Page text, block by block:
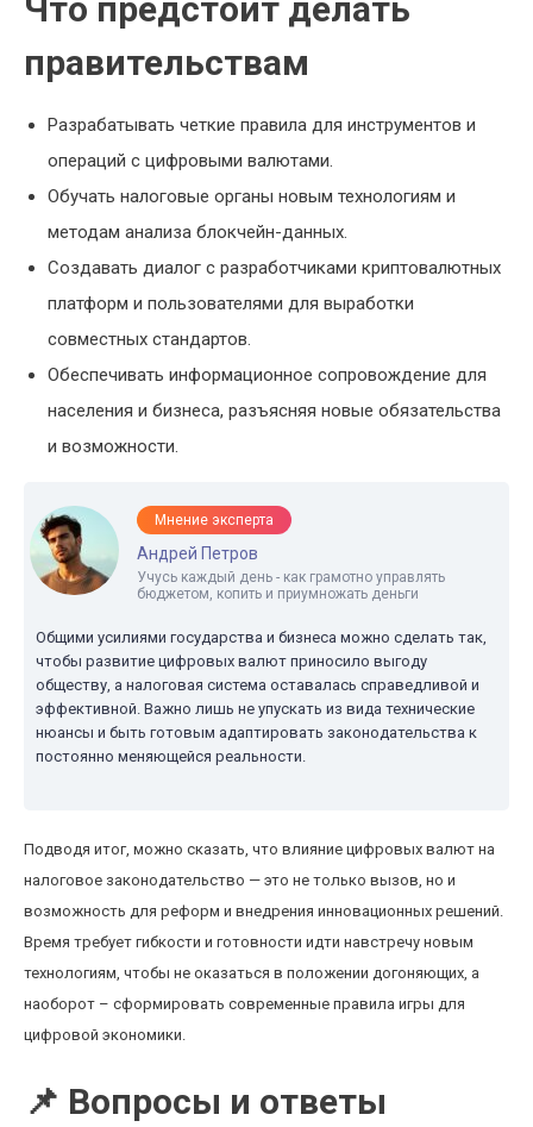
Что предстоит делать
правительствам
Разрабатывать четкие правила для инструментов и
операций с цифровыми валютами.
Обучать налоговые органы новым технологиям и
методам анализа блокчейн-данных.
Создавать диалог с разработчиками криптовалютных
платформ и пользователями для выработки
совместных стандартов.
Обеспечивать информационное сопровождение для
населения и бизнеса, разъясняя новые обязательства
и возможности.
Мнение эксперта
Андрей Петров
Учусь каждый день - как грамотно управлять
бюджетом, копить и приумножать деньги
Общими усилиями государства и бизнеса можно сделать так,
чтобы развитие цифровых валют приносило выгоду
обществу, а налоговая система оставалась справедливой и
эффективной. Важно лишь не упускать из вида технические
нюансы и быть готовым адаптировать законодательства к
постоянно меняющейся реальности.
Подводя итог, можно сказать, что влияние цифровых валют на
налоговое законодательство — это не только вызов, но и
возможность для реформ и внедрения инновационных решений.
Время требует гибкости и готовности идти навстречу новым
технологиям, чтобы не оказаться в положении догоняющих, а
наоборот – сформировать современные правила игры для
цифровой экономики.
📌 Вопросы и ответы